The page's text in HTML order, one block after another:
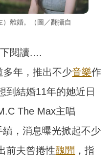
）離婚。（圖／翻攝自
閱讀….
多年，推出不少音樂作
到結婚11年的她近日
The Max主唱
續，消息曝光掀起不少
前夫曾捲性醜聞 ，指